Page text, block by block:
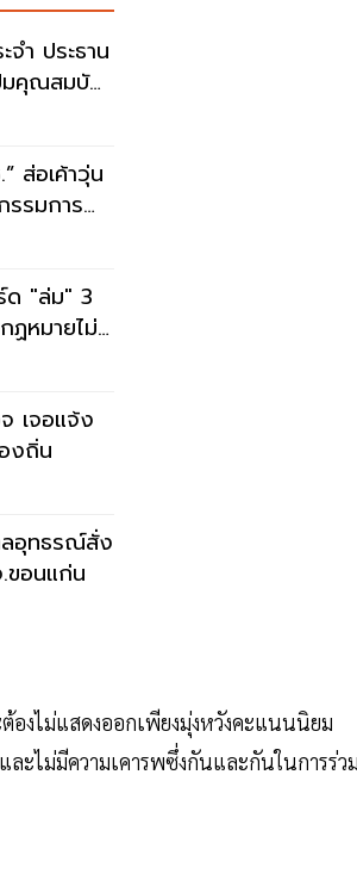
จำ ประธาน
มคุณสมบัติ
ส่อเค้าวุ่น
รมการ
ด "ล่ม" 3
หมายไม่มี
เจอแจ้ง
งถิ่น
อุทธรณ์สั่ง
ขอนแก่น
งไม่แสดงออกเพียงมุ่งหวังคะแนนนิยม
ะไม่มีความเคารพซึ่งกันและกันในการร่ว